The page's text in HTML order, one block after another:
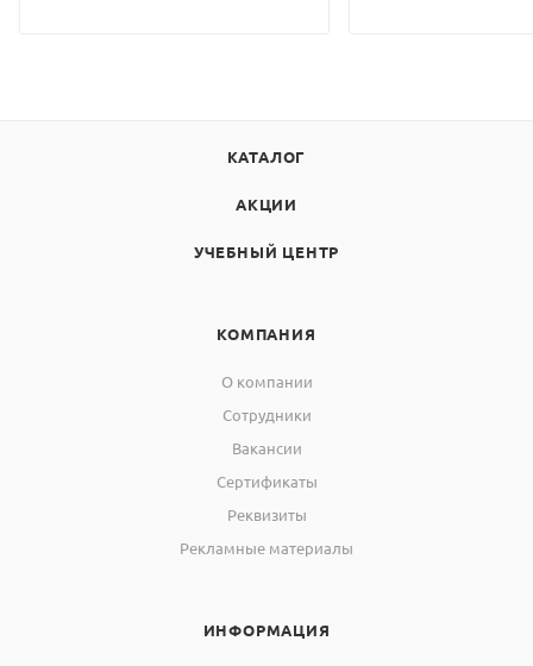
КАТАЛОГ
АКЦИИ
УЧЕБНЫЙ ЦЕНТР
КОМПАНИЯ
О компании
Сотрудники
Вакансии
Сертификаты
Реквизиты
Рекламные материалы
ИНФОРМАЦИЯ